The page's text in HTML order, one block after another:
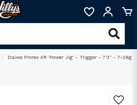
Daiwa Prorex XR 'Power Jig' - Trigger - 7'3" - 7-28g